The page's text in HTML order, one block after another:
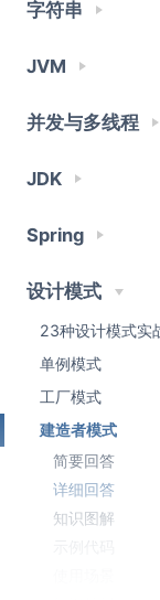
字符串
JVM
并发与多线程
JDK
Spring
设计模式
23种设计模式实
单例模式
工厂模式
建造者模式
简要回答
详细回答
知识图解
具体建造
者的步骤
指挥者
能够控
对象构建
建造者模式
造者和指挥
用建造者的
骤中创建产
法获取最终
产品，无需
知识图解
建造者模式结